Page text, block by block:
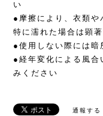
い
●摩擦により、衣類
特に濡れた場合は顕
●使用しない際には
●経年変化による風合
みください
通報する